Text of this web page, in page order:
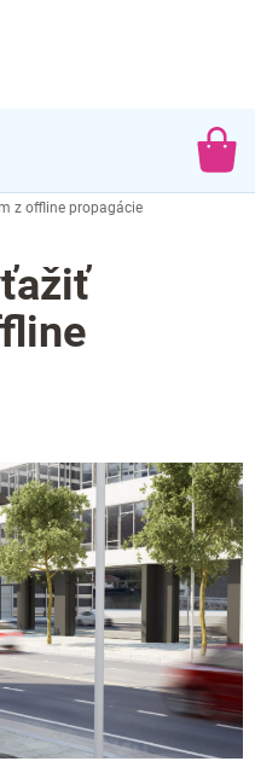
z offline propagácie